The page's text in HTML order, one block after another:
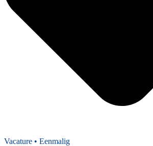
Vacature • Eenmalig